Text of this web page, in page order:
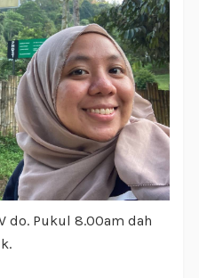
do. Pukul 8.00am dah